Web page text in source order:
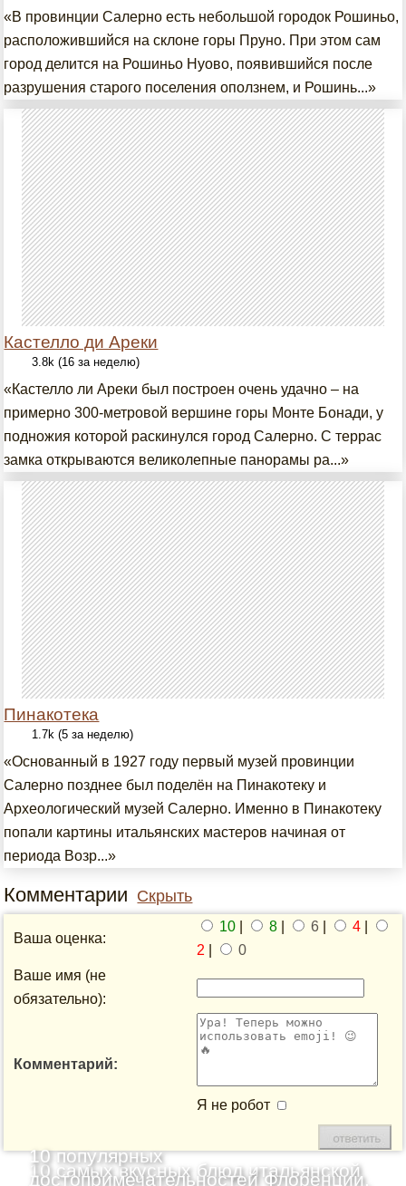
«В провинции Салерно есть небольшой городок Рошиньо,
расположившийся на склоне горы Пруно. При этом сам
город делится на Рошиньо Нуово, появившийся после
разрушения старого поселения оползнем, и Рошинь...»
Кастелло ди Ареки
3.8k (16 за неделю)
«Кастелло ли Ареки был построен очень удачно – на
примерно 300-метровой вершине горы Монте Бонади, у
подножия которой раскинулся город Салерно. С террас
замка открываются великолепные панорамы ра...»
Пинакотека
1.7k (5 за неделю)
«Основанный в 1927 году первый музей провинции
Салерно позднее был поделён на Пинакотеку и
Археологический музей Салерно. Именно в Пинакотеку
попали картины итальянских мастеров начиная от
периода Возр...»
Комментарии Скрыть
Ваша оценка:
10 8 6 4
2
0
Ваше имя (не
обязательно):
Комментарий:
Я не робот
10 самых вкусных блюд итальянской
10 популярных
достопримечательностей Флоренции,